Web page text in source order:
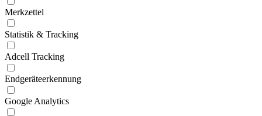
Merkzettel
Statistik & Tracking
Adcell Tracking
Endgeräteerkennung
Google Analytics